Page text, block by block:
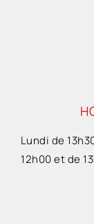
Lundi de
12h00 et de